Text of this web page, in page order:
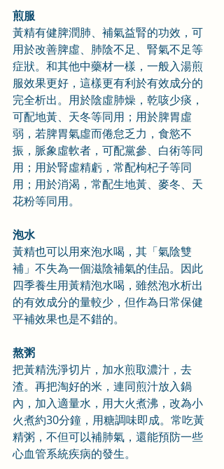
煎服
黃精有健脾潤肺、補氣益腎的功效，可
用於改善脾虛、肺陰不足、腎氣不足等
症狀。和其他中藥材一樣，一般入湯煎
服效果更好，這樣更有利於有效成分的
完全析出。用於陰虛肺燥，乾咳少痰，
可配地黃、天冬等同用；用於脾胃虛
弱，若脾胃氣虛而倦怠乏力，食慾不
振，脈象虛軟者，可配黨參、白術等同
用；用於腎虛精虧，常配枸杞子等同
用；用於消渴，常配生地黃、麥冬、天
花粉等同用。
泡水
黃精也可以用來泡水喝，其「氣陰雙
補」不失為一個滋陰補氣的佳品。因此
四季養生用黃精泡水喝，雖然泡水析出
的有效成分的量較少，但作為日常保健
平補效果也是不錯的。
熬粥
把黃精洗淨切片，加水煎取濃汁，去
渣。再把淘好的米，連同煎汁放入鍋
內，加入適量水，用大火煮沸，改為小
火煮約30分鐘，用糖調味即成。常吃黃
精粥，不但可以補肺氣，還能預防一些
心血管系統疾病的發生。